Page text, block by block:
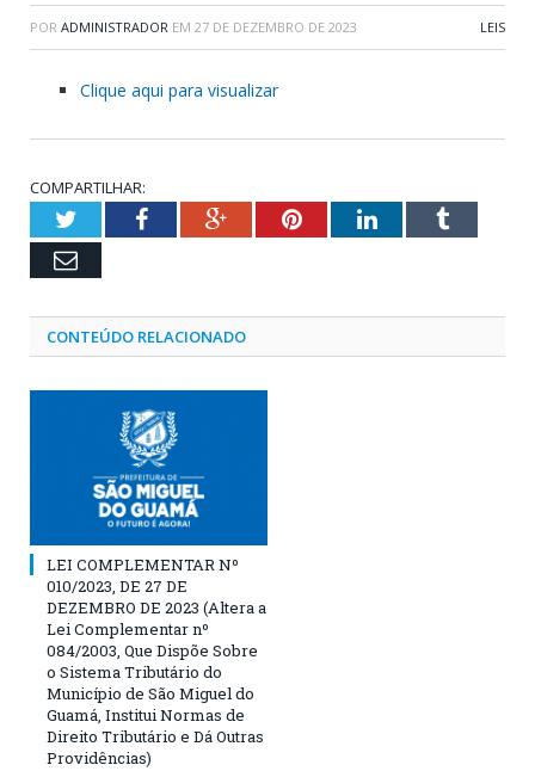
POR ADMINISTRADOR EM 27 DE DEZEMBRO DE 2023 LEIS
Clique aqui para visualizar
COMPARTILHAR:
TwitterFacebookGoogle+PinterestLinkedInTumblr
Email
CONTEÚDO RELACIONADO
LEI COMPLEMENTAR Nº
010/2023, DE 27 DE
DEZEMBRO DE 2023 (Altera a
Lei Complementar nº
084/2003, Que Dispõe Sobre
o Sistema Tributário do
Município de São Miguel do
Guamá, Institui Normas de
Direito Tributário e Dá Outras
Providências)